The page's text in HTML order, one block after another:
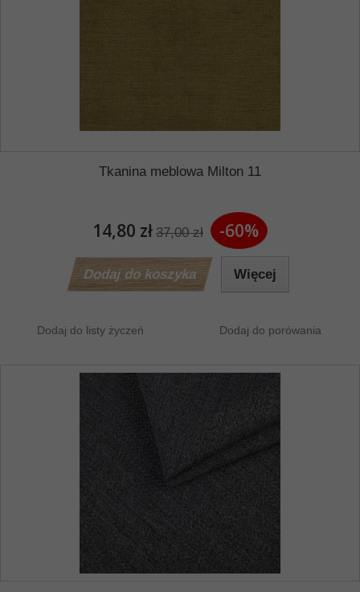
Tkanina meblowa Milton 11
14,80 zł 37,00 zł -60%
Dodaj do koszyka Więcej
Dodaj do listy życzeń Dodaj do porówania